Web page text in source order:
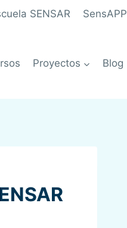
SENSAR SensAPP
Proyectos Blog